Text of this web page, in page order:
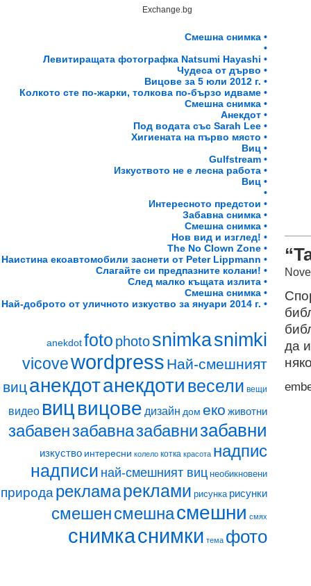
да
Exchange.bg
Смешна снимка •
•
Левитиращата фотографка Natsumi Hayashi •
Чудеса от дърво •
Вицове за 5 юли 2012 г. •
Колкото сте по-жарки, толкова по-бързо идваме •
Смешна снимка •
Анекдот •
Под водата със Sarah Lee •
Хигиената на първо място •
Виц •
Gulfstream •
Изкуството не е лесна работа •
Виц •
•
Интересното предстои •
Забавна снимка •
Смешна снимка •
Нов вид и изглед! •
The No Clown Zone •
Наистина екоавтомобили заснети от Peter Lippmann •
Слагайте си предпазните колани! •
След малко къщата излита •
Смешна снимка •
Най-доброто от уличното изкуство за януари 2014 г. •
anekdotfoto photosnimkasnimki
vicovewordpress Най-смешният
вицанекдотанекдоти весели вещи
видео вицвицове дизайн дом еко животни
забавензабавназабавнизабавни
изкуство интересни колело котка красота надпис
надписи най-смешният виц необикновени
природа рекламареклами рисунка рисунки
смешенсмешнасмешни смях
снимкаснимки тема фото